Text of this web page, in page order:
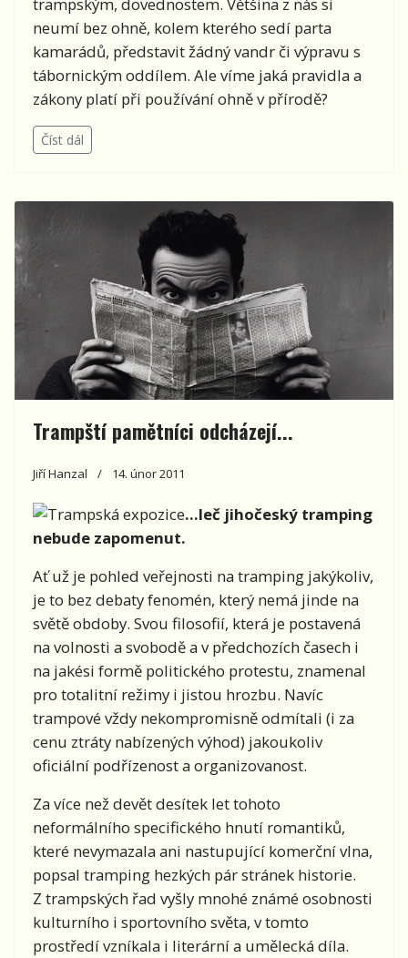
neumí bez ohně, kolem kterého sedí parta
kamarádů, představit žádný vandr či výpravu s
tábornickým oddílem. Ale víme jaká pravidla a
zákony platí při používání ohně v přírodě?
Číst dál
Trampští pamětníci odcházejí...
Jiří Hanzal 14. únor 2011
...leč jihočeský tramping
nebude zapomenut.
Ať už je pohled veřejnosti na tramping jakýkoliv,
je to bez debaty fenomén, který nemá jinde na
světě obdoby. Svou filosofií, která je postavená
na volnosti a svobodě a v předchozích časech i
na jakési formě politického protestu, znamenal
pro totalitní režimy i jistou hrozbu. Navíc
trampové vždy nekompromisně odmítali (i za
cenu ztráty nabízených výhod) jakoukoliv
oficiální podřízenost a organizovanost.
Za více než devět desítek let tohoto
neformálního specifického hnutí romantiků,
které nevymazala ani nastupující komerční vlna,
popsal tramping hezkých pár stránek historie.
Z trampských řad vyšly mnohé známé osobnosti
kulturního i sportovního světa, v tomto
prostředí vzníkala i literární a umělecká díla.